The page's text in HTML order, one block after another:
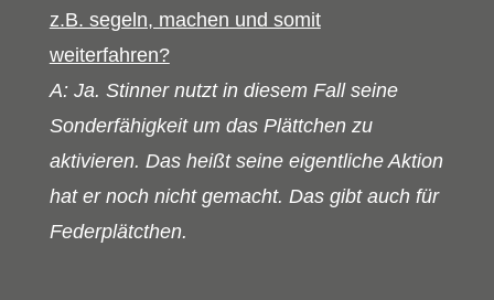
z.B. segeln, machen und somit
weiterfahren?
A: Ja. Stinner nutzt in diesem Fall seine
Sonderfähigkeit um das Plättchen zu
aktivieren. Das heißt seine eigentliche Aktion
hat er noch nicht gemacht. Das gibt auch für
Federplätcthen.